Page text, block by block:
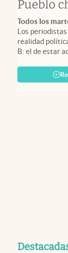
Pueblo
Todos los
Los
realidad
B: el de estar